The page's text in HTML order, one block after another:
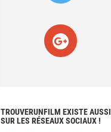
TROUVERUNFILM EXISTE AUSSI
SUR LES RÉSEAUX SOCIAUX !